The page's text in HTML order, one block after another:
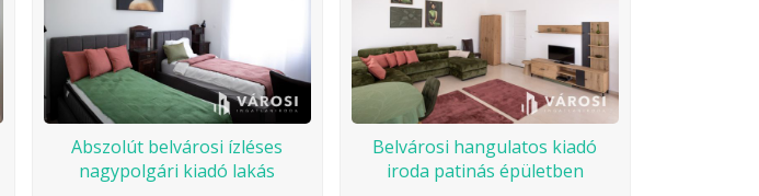
Abszolút belvárosi ízléses
nagypolgári kiadó lakás
Belvárosi hangulatos kiadó
iroda patinás épületben